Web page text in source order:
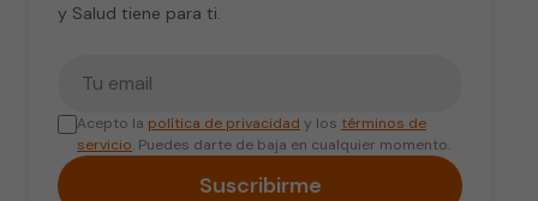
y Salud tiene para ti.
Acepto la política de privacidad y los términos de
servicio. Puedes darte de baja en cualquier momento.
Suscribirme